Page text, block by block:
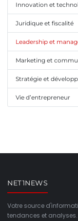
Innovation et
Juridique et fiscalité
Leadership et
Marketing et
Stratégie et
Vie d’entrepreneur
NET1NEWS
Votre source
tendances et analyses.